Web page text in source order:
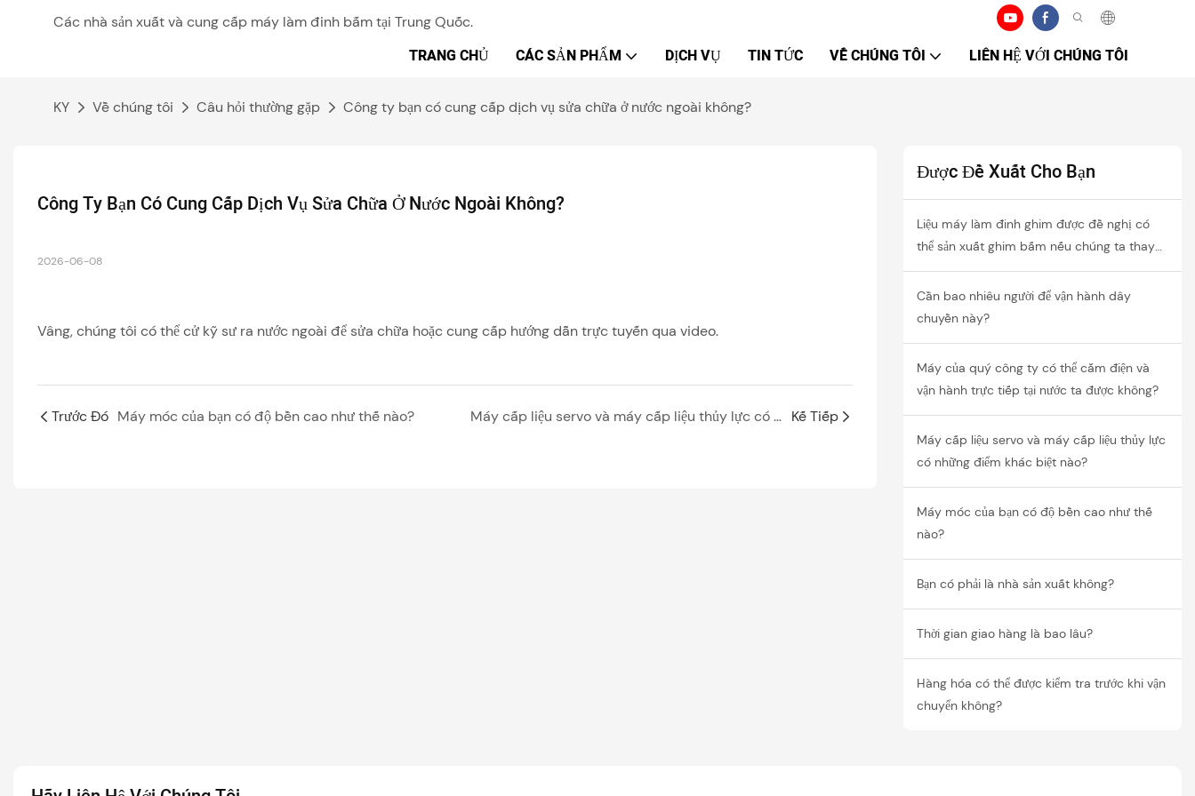
Các nhà sản xuất và cung cấp máy làm đinh bấm tại Trung Quốc.
TRANG CHỦ CÁC SẢN PHẨM DỊCH VỤ TIN TỨC VỀ CHÚNG TÔI LIÊN HỆ VỚI CHÚNG TÔI
KY Về chúng tôi Câu hỏi thường gặp Công ty bạn có cung cấp dịch vụ sửa chữa ở nước ngoài không?
Công Ty Bạn Có Cung Cấp Dịch Vụ Sửa Chữa Ở Nước Ngoài Không?
2026-06-08
Vâng, chúng tôi có thể cử kỹ sư ra nước ngoài để sửa chữa hoặc cung cấp hướng dẫn trực tuyến qua video.
Trước Đó Máy móc của bạn có độ bền cao như thế nào? Máy cấp liệu servo và máy cấp liệu thủy lực có những điểm khác biệt nào? Kế Tiếp
Được Đề Xuất Cho Bạn
Liệu máy làm đinh ghim được đề nghị có
thể sản xuất ghim bấm nếu chúng ta thay
đổi khuôn?
Cần bao nhiêu người để vận hành dây
chuyền này?
Máy của quý công ty có thể cắm điện và
vận hành trực tiếp tại nước ta được không?
Máy cấp liệu servo và máy cấp liệu thủy lực
có những điểm khác biệt nào?
Máy móc của bạn có độ bền cao như thế
nào?
Bạn có phải là nhà sản xuất không?
Thời gian giao hàng là bao lâu?
Hàng hóa có thể được kiểm tra trước khi vận
chuyển không?